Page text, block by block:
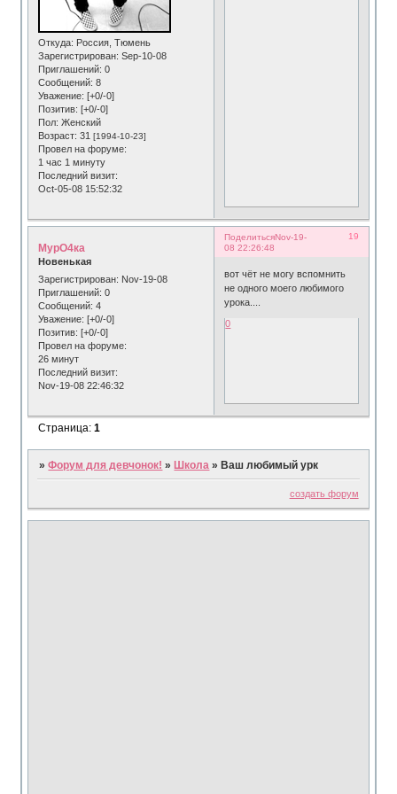
Откуда: Россия, Тюмень
Зарегистрирован: Sep-10-08
Приглашений: 0
Сообщений: 8
Уважение: [+0/-0]
Позитив: [+0/-0]
Пол: Женский
Возраст: 31[1994-10-23]
Провел на форуме:
1 час 1 минуту
Последний визит:
Oct-05-08 15:52:32
Поделиться 19
Nov-19-
08 22:26:48
МурО4ка
Новенькая
Зарегистрирован: Nov-19-08
Приглашений: 0
Сообщений: 4
Уважение: [+0/-0]
Позитив: [+0/-0]
Провел на форуме:
26 минут
Последний визит:
Nov-19-08 22:46:32
вот чёт не могу вспомнить
не одного моего любимого
урока....
0
Страница:1
»Форум для девчонок! » Школа » Ваш любимый урк
создать форум